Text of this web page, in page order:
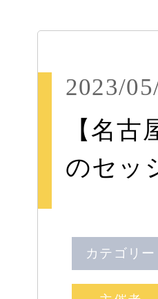
2023/
【名
のセッ
カテゴリー